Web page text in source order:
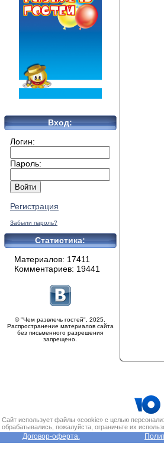
Вход:
Логин:
Пароль:
Регистрация
Забыли пароль?
Статистика:
Материалов: 17411
Комментариев: 19441
© "Чем развлечь гостей", 2025.
Распространение материалов сайта
без письменного разрешения
запрещено.
Сайт использует файлы «cookie» с целью
обрабатывались, пожалуйста, ограничьте их
Договор-оферта.